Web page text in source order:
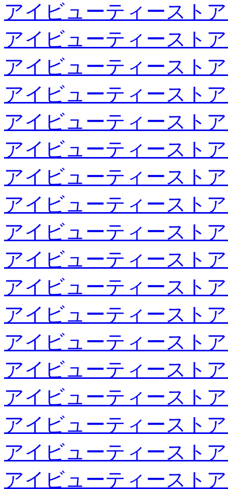
アイビューティースト
アイビューティースト
アイビューティースト
アイビューティースト
アイビューティースト
アイビューティースト
アイビューティースト
アイビューティースト
アイビューティースト
アイビューティースト
アイビューティースト
アイビューティースト
アイビューティースト
アイビューティースト
アイビューティースト
アイビューティースト
アイビューティースト
アイビューティースト